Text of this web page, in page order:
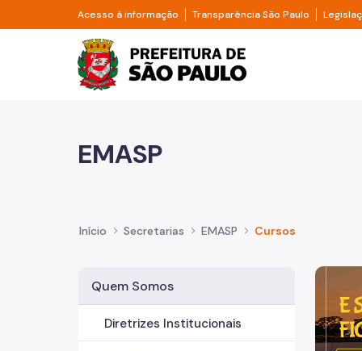
Pular para o Conteúdo principal
Acesso à informação Divisor de acesso à informação
Transparência São Paulo Divisor
Prefeitura de São
EMASP
Início Secretarias EMASP Cursos
Quem Somos
Diretrizes Institucionais